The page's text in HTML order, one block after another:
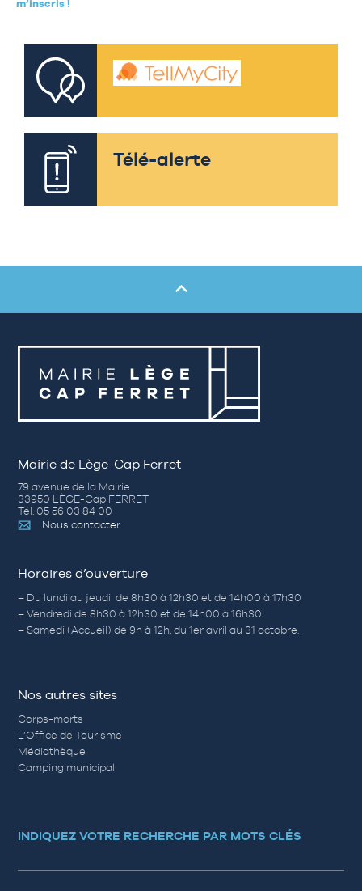
m’inscris !
Télé-alerte
Mairie de Lège-Cap Ferret
79 avenue de la Mairie
33950 LÈGE-Cap FERRET
Tél. 05 56 03 84 00
Nous contacter
Horaires d’ouverture
– Du lundi au jeudi de 8h30 à 12h30 et de 14h00 à 17h30
– Vendredi de 8h30 à 12h30 et de 14h00 à 16h30
– Samedi (Accueil) de 9h à 12h, du 1er avril au 31 octobre.
Nos autres sites
Corps-morts
L’Office de Tourisme
Médiathèque
Camping municipal
INDIQUEZ VOTRE RECHERCHE PAR MOTS CLÉS